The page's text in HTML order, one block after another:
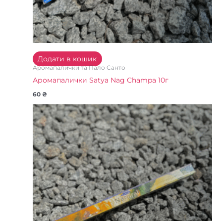
Додати в кошик
Аромапалички та Пало Санто
Аромапалички Satya Nag Champa 10г
60₴